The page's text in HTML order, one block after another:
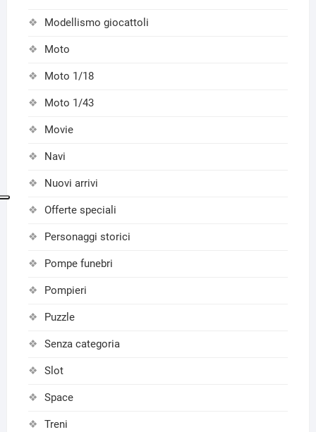
Modellismo giocattoli
Moto
Moto 1/18
Moto 1/43
Movie
Navi
Nuovi arrivi
Offerte speciali
Personaggi storici
Pompe funebri
Pompieri
Puzzle
Senza categoria
Slot
Space
Treni